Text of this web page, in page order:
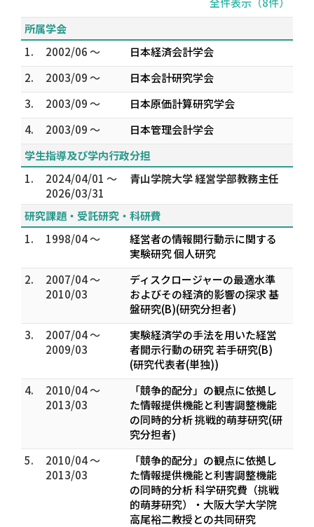
所属学会
1.
2002/06 ～
日本経済会計学会
2.
2003/09 ～
日本会計研究学会
3.
2003/09 ～
日本原価計算研究学会
4.
2003/09 ～
日本管理会計学会
学生指導及び学内行政分担
1.
2024/04/01 ～
2026/03/31
青山学院大学 経営学部教務主任
研究課題・受託研究・科研費
1.
1998/04 ～
経営者の情報開行動示に関する
実験研究 個人研究
2.
2007/04 ～
2010/03
ディスクロージャーの最適水準
およびその経済的影響の探求 基
盤研究(B)(研究分担者)
3.
2007/04 ～
2009/03
実験経済学の手法を用いた経営
者開示行動の研究 若手研究(B)
(研究代表者(単独))
4.
2010/04 ～
2013/03
「競争的配分」の観点に依拠し
た情報提供機能と利害調整機能
の同時的分析 挑戦的萌芽研究(研
究分担者)
5.
2010/04 ～
2013/03
「競争的配分」の観点に依拠し
た情報提供機能と利害調整機能
の同時的分析 科学研究費（挑戦
的萌芽研究）・大阪大学大学院
高尾裕二教授との共同研究